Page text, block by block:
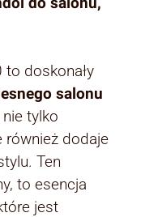
to doskonały
salonu
tylko
również dodaje
Ten
to esencja
jest